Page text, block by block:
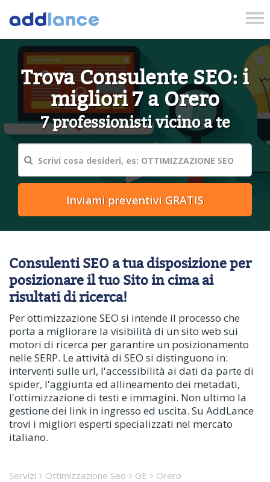
Trova Consulente SEO: i
migliori 7 a Orero
7 professionisti vicino a te
Consulenti SEO a tua disposizione per
posizionare il tuo Sito in cima ai
risultati di ricerca!
Per ottimizzazione SEO si intende il processo che
porta a migliorare la visibilità di un sito web sui
motori di ricerca per garantire un posizionamento
nelle SERP. Le attività di SEO si distinguono in:
interventi sulle url, l'accessibilità ai dati da parte di
spider, l'aggiunta ed allineamento dei metadati,
l'ottimizzazione di testi e immagini. Non ultimo la
gestione dei link in ingresso ed uscita. Su AddLance
trovi i migliori esperti specializzati nel mercato
italiano.
Servizi Ottimizzazione Seo GE Orero